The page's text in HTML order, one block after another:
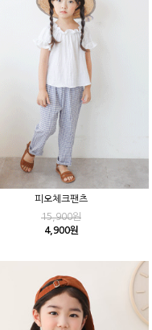
피오체크팬츠
15,900원
4,900원